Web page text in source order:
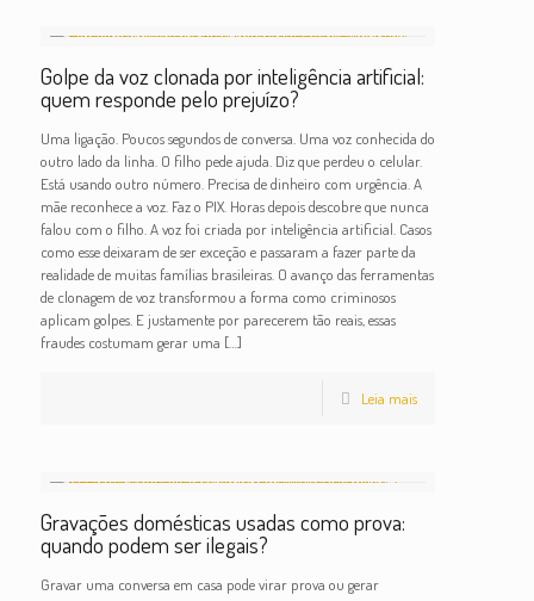
Golpe da voz clonada por inteligência artificial:
quem responde pelo prejuízo?
Uma ligação. Poucos segundos de conversa. Uma voz conhecida do
outro lado da linha. O filho pede ajuda. Diz que perdeu o celular.
Está usando outro número. Precisa de dinheiro com urgência. A
mãe reconhece a voz. Faz o PIX. Horas depois descobre que nunca
falou com o filho. A voz foi criada por inteligência artificial. Casos
como esse deixaram de ser exceção e passaram a fazer parte da
realidade de muitas famílias brasileiras. O avanço das ferramentas
de clonagem de voz transformou a forma como criminosos
aplicam golpes. E justamente por parecerem tão reais, essas
fraudes costumam gerar uma […]
Leia mais
Gravações domésticas usadas como prova:
quando podem ser ilegais?
Gravar uma conversa em casa pode virar prova ou gerar